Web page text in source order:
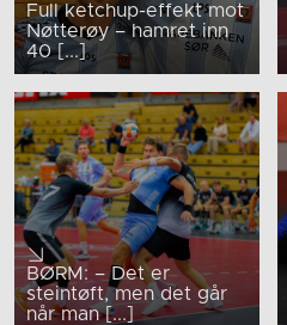
Full ketchup-effekt mot
Nøtterøy – hamret inn
40 [...]
BØRM: – Det er
steintøft, men det går
når man [...]